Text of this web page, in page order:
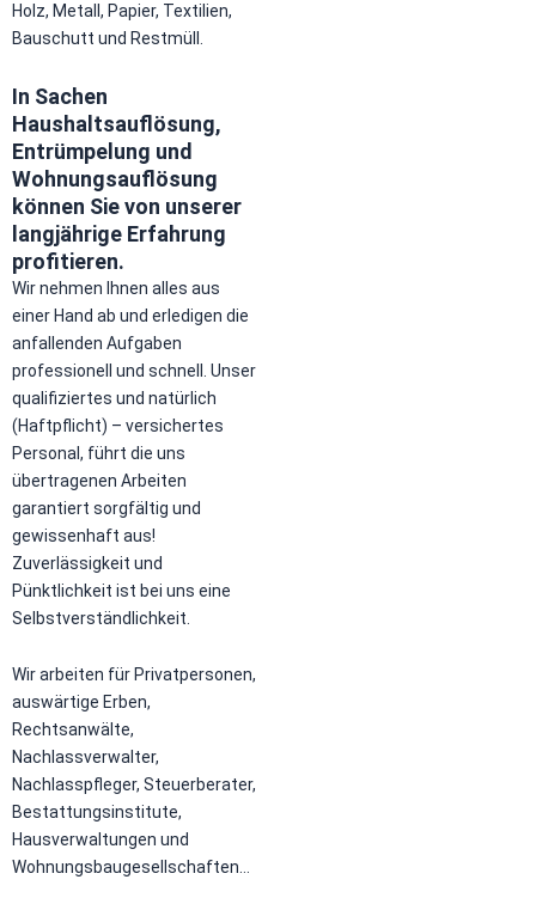
Holz, Metall, Papier, Textilien,
Bauschutt und Restmüll.
In Sachen
Haushaltsauflösung,
Entrümpelung und
Wohnungsauflösung
können Sie von unserer
langjährige Erfahrung
profitieren.
Wir nehmen Ihnen alles aus
einer Hand ab und erledigen die
anfallenden Aufgaben
professionell und schnell. Unser
qualifiziertes und natürlich
(Haftpflicht) – versichertes
Personal, führt die uns
übertragenen Arbeiten
garantiert sorgfältig und
gewissenhaft aus!
Zuverlässigkeit und
Pünktlichkeit ist bei uns eine
Selbstverständlichkeit.
Wir arbeiten für Privatpersonen,
auswärtige Erben,
Rechtsanwälte,
Nachlassverwalter,
Nachlasspfleger, Steuerberater,
Bestattungsinstitute,
Hausverwaltungen und
Wohnungsbaugesellschaften…